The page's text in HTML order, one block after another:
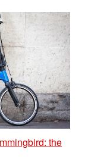
the